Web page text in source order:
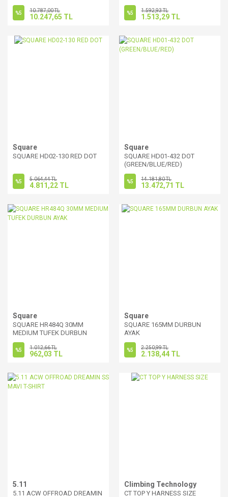
%5 10.787,00 TL
10.247,65 TL %5 1.592,93 TL
1.513,29 TL
Square
SQUARE HD02-130 RED DOT
%5 5.064,44 TL
4.811,22 TL
Square
SQUARE HD01-432 DOT
(GREEN/BLUE/RED)
%5 14.181,80 TL
13.472,71 TL
Square
SQUARE HR484Q 30MM
MEDIUM TUFEK DURBUN
AYAK
%5 1.012,66 TL
962,03 TL
Square
SQUARE 165MM DURBUN
AYAK
%5 2.250,99 TL
2.138,44 TL
5.11
5.11 ACW OFFROAD DREAMIN
Climbing Technology
CT TOP Y HARNESS SIZE